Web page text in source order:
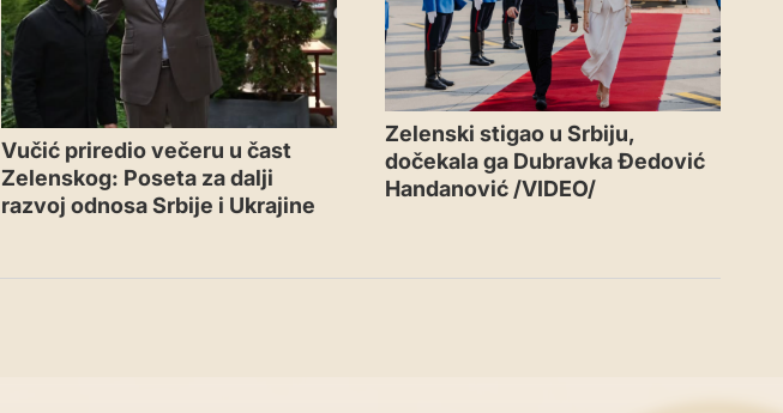
Vučić priredio večeru u čast
Zelenskog: Poseta za dalji
razvoj odnosa Srbije i Ukrajine
Zelenski stigao u Srbiju,
dočekala ga Dubravka Đedović
Handanović /VIDEO/